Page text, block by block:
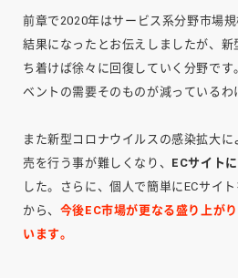
前章で2020年はサービス系分野市場
結果になったとお伝えしましたが、
ち着けば徐々に回復していく分野で
ベントの需要そのものが減っているわ
また新型コロナウイルスの感染拡大
売を行う事が難しくなり、 ECサイト
した。さらに、個人で簡単にECサイ
から、 今後EC市場が更なる盛り上が
います。